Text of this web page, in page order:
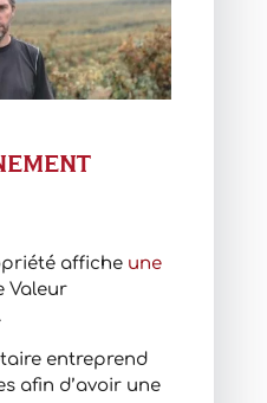
affiche une
Valeur
entreprend
afin d’avoir une